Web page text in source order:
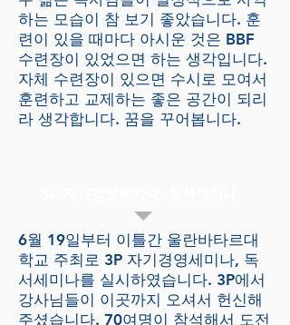
하는 모습이 참 보기 좋았습니다. 훈
련이 있을 때마다 아시운 것은 BBF
수련장이 있었으면 하는 생각입니다.
자체 수련장이 있으면 수시로 모여서
훈련하고 교제하는 좋은 공간이 되리
라 생각합니다. 꿈을 꾸어봅니다.
​6월 19일부터 이틀간 울란바타르대
학교 주최로 3P 자기경영세미나, 독
서세미나를 실시하였습니다. 3P에서
강사님들이 이곳까지 오셔서 헌신해
주셨습니다. 70여명이 참석해서 도전